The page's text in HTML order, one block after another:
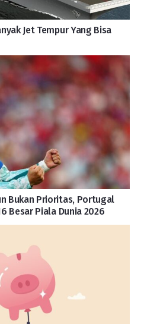
Jet Tempur Yang Bisa
Bukan Prioritas, Portugal
Besar Piala Dunia 2026